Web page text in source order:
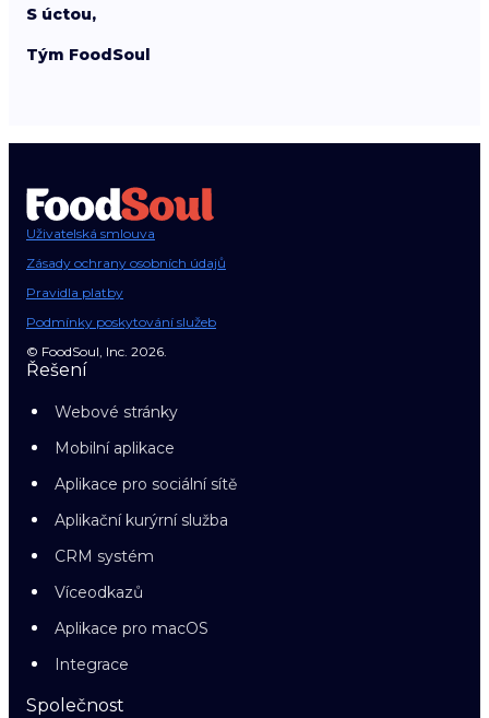
S úctou,
Tým FoodSoul
Uživatelská smlouva
Zásady ochrany osobních údajů
Pravidla platby
Podmínky poskytování služeb
© FoodSoul, Inc. 2026.
Řešení
Webové stránky
Mobilní aplikace
Aplikace pro sociální sítě
Aplikační kurýrní služba
CRM systém
Víceodkazů
Aplikace pro macOS
Integrace
Společnost